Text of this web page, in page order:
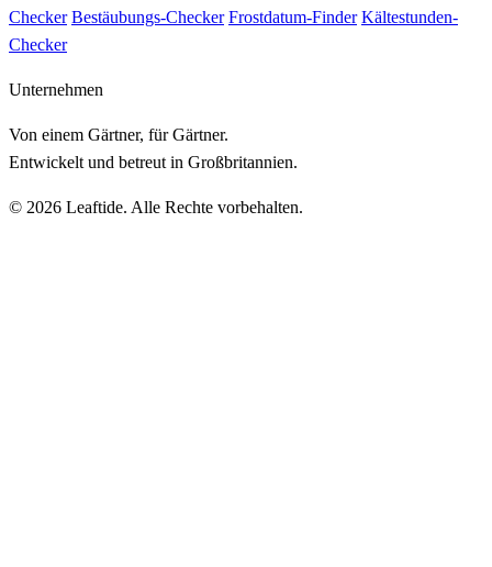
Checker Bestäubungs-Checker Frostdatum-Finder Kältestunden-
Checker
Unternehmen
Von einem Gärtner, für Gärtner.
Entwickelt und betreut in Großbritannien.
© 2026 Leaftide. Alle Rechte vorbehalten.